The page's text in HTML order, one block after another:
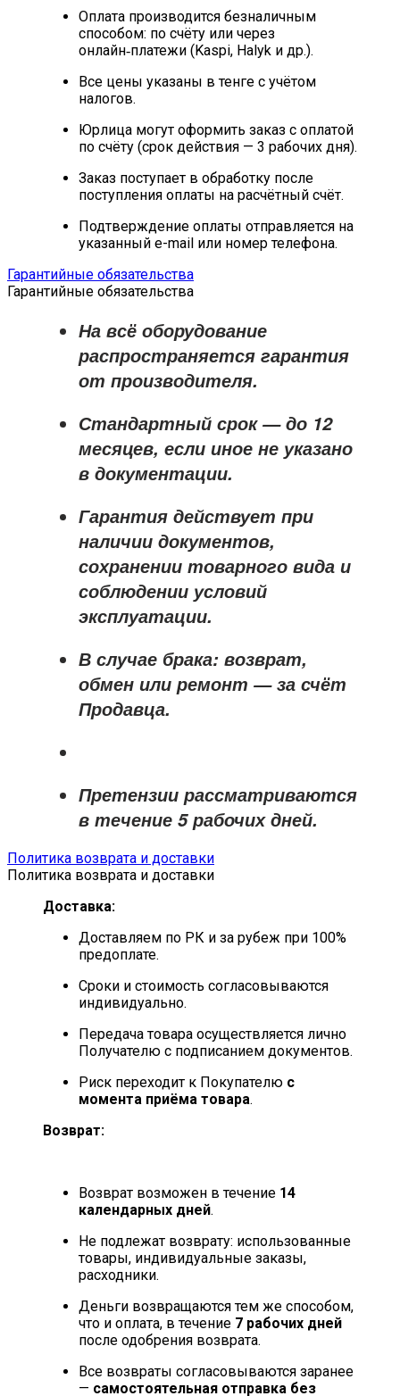
Оплата производится безналичным
способом: по счёту или через
онлайн‑платежи (Kaspi, Halyk и др.).
Все цены указаны в тенге с учётом
налогов.
Юрлица могут оформить заказ с оплатой
по счёту (срок действия — 3 рабочих дня).
Заказ поступает в обработку после
поступления оплаты на расчётный счёт.
Подтверждение оплаты отправляется на
указанный e-mail или номер телефона.
Гарантийные обязательства
Гарантийные обязательства
На всё оборудование
распространяется гарантия
от производителя.
Стандартный срок — до 12
месяцев, если иное не указано
в документации.
Гарантия действует при
наличии документов,
сохранении товарного вида и
соблюдении условий
эксплуатации.
В случае брака: возврат,
обмен или ремонт —за счёт
Продавца.
Претензии рассматриваются
в течение 5 рабочих дней.
Политика возврата и доставки
Политика возврата и доставки
Доставка:
Доставляем по РК и за рубеж при 100%
предоплате.
Сроки и стоимость согласовываются
индивидуально.
Передача товара осуществляется лично
Получателю с подписанием документов.
Риск переходит к Покупателю с
момента приёма товара.
Возврат:
Возврат возможен в течение 14
календарных дней.
Не подлежат возврату: использованные
товары, индивидуальные заказы,
расходники.
Деньги возвращаются тем же способом,
что и оплата, в течение 7 рабочих дней
после одобрения возврата.
Все возвраты согласовываются заранее
— самостоятельная отправка без